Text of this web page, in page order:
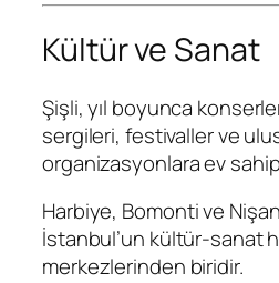
Kültür ve Sanat
Şişli, yıl boyunca
sergileri, festivaller ve
organizasyonlara ev
Harbiye, Bomonti ve
İstanbul’un kültür-sanat
merkezlerinden biridir.